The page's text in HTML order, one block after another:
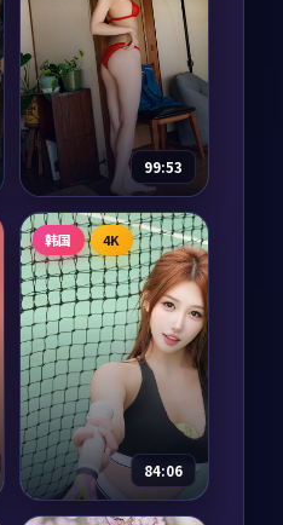
99:53
星河审判
纪录片 2024
主演：章子怡、梁朝
伟 等
星河审判是一部以战
争为核心的影视作
品，围绕危机、反转
与人物成长展开，整
体节奏紧凑，值得推
荐观看。
97,709 6.6 战争
韩国 4K
84:06